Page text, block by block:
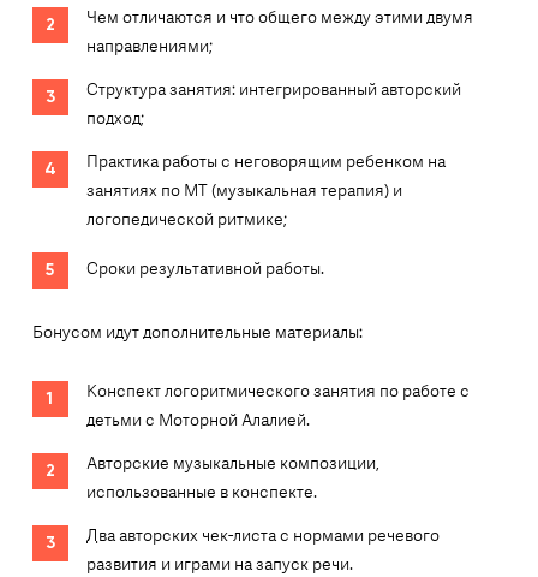
Чем отличаются и что общего между этими двумя
направлениями;
Структура занятия: интегрированный авторский
подход;
Практика работы с неговорящим ребенком на
занятиях по МТ (музыкальная терапия) и
логопедической ритмике;
Сроки результативной работы.
Бонусом идут дополнительные материалы:
Конспект логоритмического занятия по работе с
детьми с Моторной Алалией.
Авторские музыкальные композиции,
использованные в конспекте.
Два авторских чек-листа с нормами речевого
развития и играми на запуск речи.